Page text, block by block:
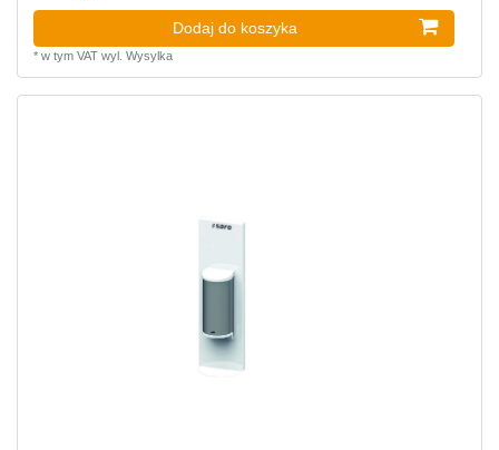
Dodaj do koszyka
* w tym VATwyl. Wysylka